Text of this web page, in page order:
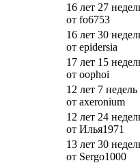
16 лет 27
от fo6753
16 лет 30
от epidersia
17 лет 15
от oophoi
12 лет 7 недель
от axeronium
12 лет 24
от Илья1971
13 лет 30
от Sergo1000